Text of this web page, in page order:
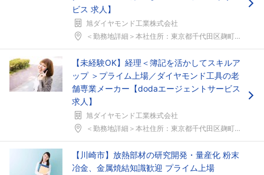
フォローしました
こちらの企業もフォローしませんか？
ビス 求人】
旭ダイヤモンド工業株式会社
＜勤務地詳細＞本社住所：東京都千代田区麹町２丁目４...
【未経験OK】経理＜簿記を活かしてスキルア
ップ ＞プライム上場／ダイヤモンド工具の老
舗専業メーカー【dodaエージェントサービス
求人】
旭ダイヤモンド工業株式会社
＜勤務地詳細＞本社住所：東京都千代田区麹町２丁目４...
【川崎市】放熱部材の研究開発・量産化 粉末
冶金、金属焼結知識歓迎 プライム上場